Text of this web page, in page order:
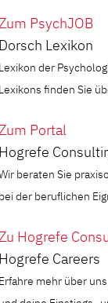
PsychJOB
Lexikon
der
finden Sie
Portal
beraten Sie
der beruflichen
Hogrefe
Careers
mehr über